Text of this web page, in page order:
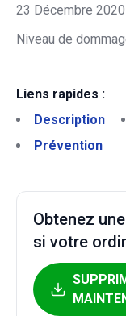
23 Décembre 2020
Niveau de
Liens rapides :
Description
Prévention
Obtenez
si votre